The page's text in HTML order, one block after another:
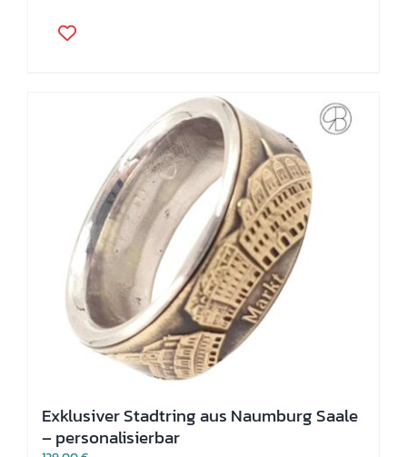
Produkt
Produktseite
werden
Exklusiver Stadtring aus Naumburg Saale
– personalisierbar